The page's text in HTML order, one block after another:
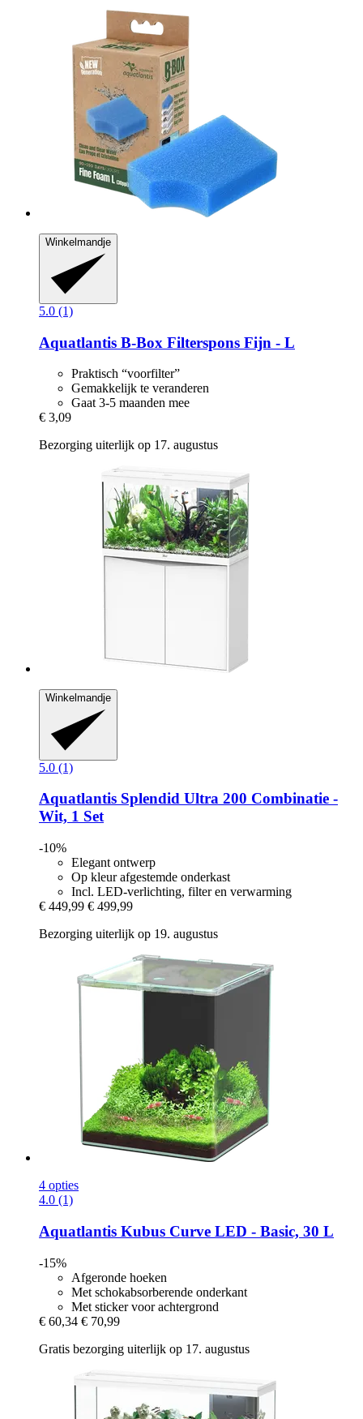
Winkelmandje
5.0 (1)
Aquatlantis B-​Box Filterspons Fijn -​ L
Praktisch “voorfilter”
Gemakkelijk te veranderen
Gaat 3-5 maanden mee
€ 3,09
Bezorging uiterlijk op 17. augustus
Winkelmandje
5.0 (1)
Aquatlantis Splendid Ultra 200 Combinatie -​
Wit, 1 Set
-10%
Elegant ontwerp
Op kleur afgestemde onderkast
Incl. LED-verlichting, filter en verwarming
€ 449,99 € 499,99
Bezorging uiterlijk op 19. augustus
4 opties
4.0 (1)
Aquatlantis Kubus Curve LED -​ Basic, 30 L
-15%
Afgeronde hoeken
Met schokabsorberende onderkant
Met sticker voor achtergrond
€ 60,34 € 70,99
Gratis bezorging uiterlijk op 17. augustus